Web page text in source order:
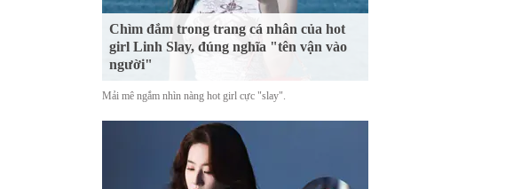
Chìm đắm trong trang cá nhân của hot
girl Linh Slay, đúng nghĩa "tên vận vào
người"
Mải mê ngắm nhìn nàng hot girl cực "slay".